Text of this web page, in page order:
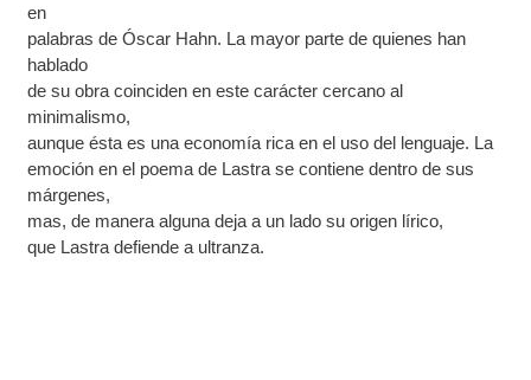
en
palabras de Óscar Hahn. La mayor parte de quienes han
hablado
de su obra coinciden en este carácter cercano al
minimalismo,
aunque ésta es una economía rica en el uso del lenguaje. La
emoción en el poema de Lastra se contiene dentro de sus
márgenes,
mas, de manera alguna deja a un lado su origen lírico,
que Lastra defiende a ultranza.